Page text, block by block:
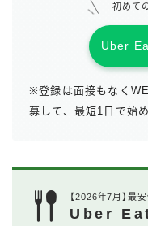
初めて
Uber
※登録は面接もなく
募して、最短1日で始
【2026年7月】最
Uber